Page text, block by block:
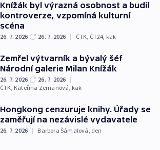
Knížák byl výrazná osobnost a budil
kontroverze, vzpomíná kulturní
scéna
26. 7. 2026 26. 7. 2026 | ČTK, ČT24, kak
Zemřel výtvarník a bývalý šéf
Národní galerie Milan Knížák
26. 7. 2026 26. 7. 2026 |
ČTK, Kateřina Zemanová, kak
Hongkong cenzuruje knihy. Úřady se
zaměřují na nezávislé vydavatele
26. 7. 2026 | Barbora Šámalová, den